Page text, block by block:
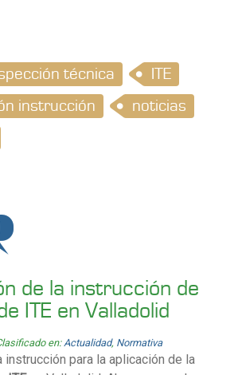
técnica
ITE
instrucción
noticias
de la instrucción de
ITE en Valladolid
en:Actualidad, Normativa
para la aplicación de la